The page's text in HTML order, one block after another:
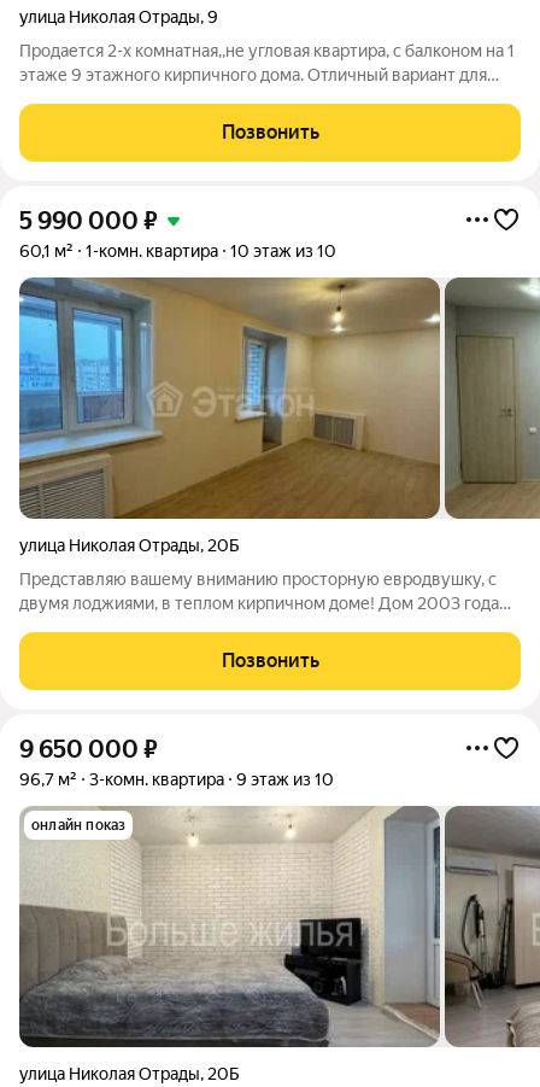
улица Николая Отрады,9
Продается 2-х комнатная,,не угловая квартира, с балконом на 1
этаже 9 этажного кирпичного дома. Отличный вариант для
ухоженная,без посторонних запахов Заезжай и живи. - во всех
комнатах
Позвонить
5 990 000 ₽
60,1 м² 1-комн. квартира 10 этаж из 10
улица Николая Отрады, 20Б
Представляю вашему вниманию просторную евродвушку, с
двумя лоджиями, в теплом кирпичном доме! Дом 2003 года
"Сталинки", безупречная шумоизоляция, минимальные
теплопотери, в подъезде чисто, нет
Позвонить
9 650 000 ₽
96,7 м² 3-комн. квартира 9 этаж из 10
онлайн показ
улица Николая Отрады, 20Б